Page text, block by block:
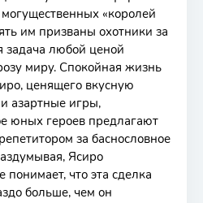
«королей
им призваны охотники за
задача любой ценой
миру. Спокойная жизнь
ценящего вкусную
азартные игры,
юных героев предлагают
за баснословное
Ясиро
понимает, что эта сделка
больше, чем он